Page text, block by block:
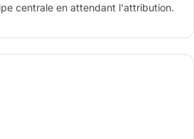
centrale en attendant l'attribution.